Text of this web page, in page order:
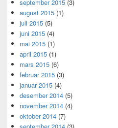
september 2015 (3)
august 2015 (1)
juli 2015 (5)
juni 2015 (4)
mai 2015 (1)
april 2015 (1)
mars 2015 (6)
februar 2015 (3)
januar 2015 (4)
desember 2014 (5)
november 2014 (4)
oktober 2014 (7)